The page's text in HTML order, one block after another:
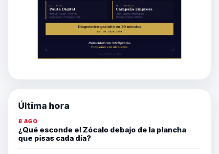
Última hora
8 AGO
¿Qué esconde el Zócalo debajo de la plancha
que pisas cada día?